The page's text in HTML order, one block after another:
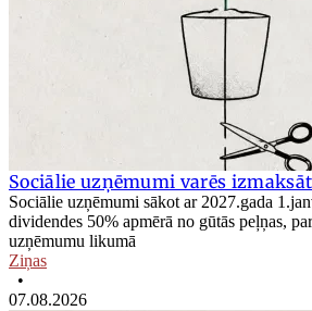
Sociālie uzņēmumi varēs
Sociālie uzņēmumi sākot ar 2027.gada
dividendes 50% apmērā no gūtās peļņas,
uzņēmumu likumā
Ziņas
•
07.08.2026